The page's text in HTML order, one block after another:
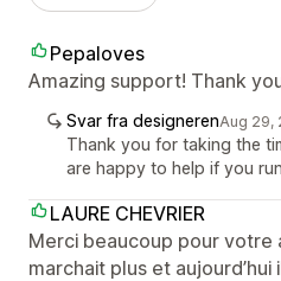
Pepaloves
Amazing support! Thank
Svar fra designerenAug 29,
Thank you for taking the
are happy to help if you
LAURE CHEVRIER
Merci beaucoup pour votre
marchait plus et aujourd’hui